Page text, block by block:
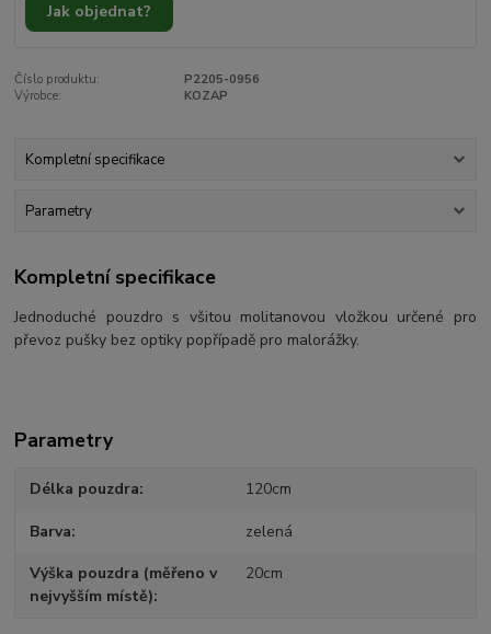
Jak objednat?
Číslo produktu:
P2205-0956
Výrobce:
KOZAP
Kompletní specifikace
Parametry
Kompletní specifikace
Jednoduché pouzdro s všitou molitanovou vložkou určené pro
převoz pušky bez optiky popřípadě pro malorážky.
Parametry
Délka pouzdra 120cm
Barva zelená
Výška pouzdra (měřeno v
nejvyšším místě)
20cm